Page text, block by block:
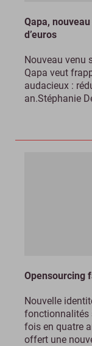
Qapa,
d’euros
Nouveau venu
Qapa veut
audacieux :
an.Stéphanie
Opensourcing
Nouvelle
fonctionnalités
fois en quatre
offert une